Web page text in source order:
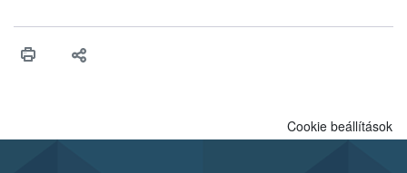
higiéniai szabályok betartása, a megfelelő hőkezelés, valamint a
biztonsági Hivatal (Nébih) Oktatási Programja összegyűjtötte a
Cookie beállítások